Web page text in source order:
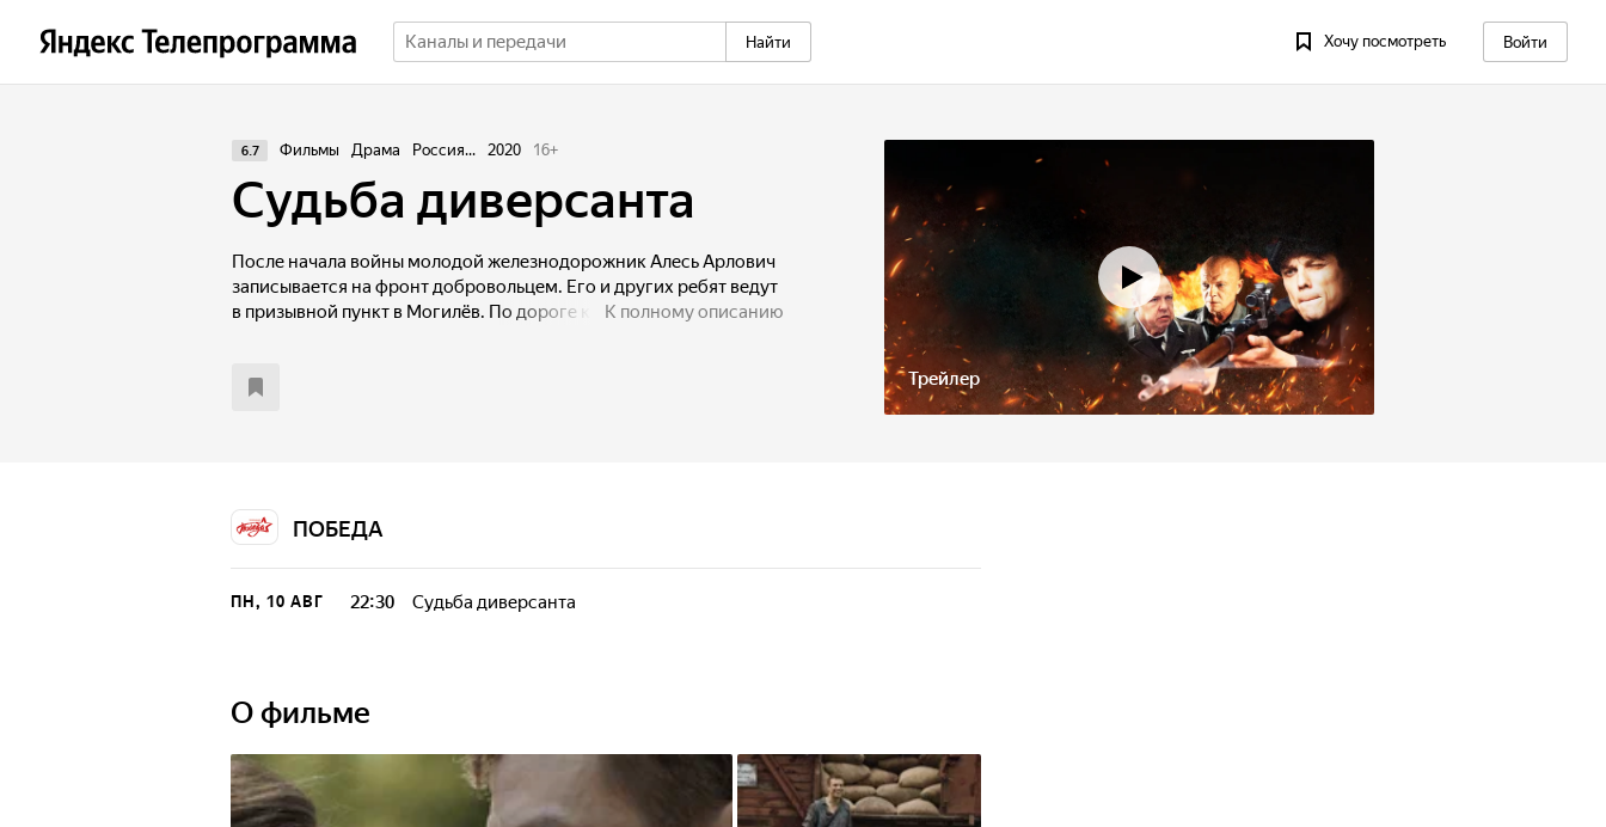
Найти Хочу посмотреть Войти
Трейлер
6.7 Фильмы Драма Россия... 2020 16+
Судьба диверсанта
После начала войны молодой железнодорожник Алесь Арлович
записывается на фронт добровольцем. Его и других ребят ведут
в призывной пункт в Могилёв. По дороге колонне встречается
В лесу он встречает партизан, которые предлагают ему влиться
в лице коменданта Кляйнера. Бывший местный судья Виктор
Климко встречает его хлебом-солью и становится начальником
местных полицаев. Параллельно Алесь узнает, что в городе
К полному описанию
ПОБЕДА
ПН, 10 АВГ 22:30 Судьба диверсанта
О фильме